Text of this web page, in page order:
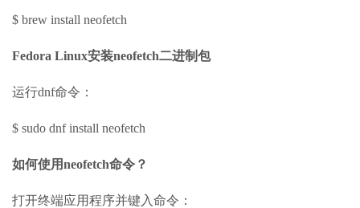
$ brew install neofetch
Fedora Linux安装neofetch二进制包
运行dnf命令：
$ sudo dnf install neofetch
如何使用neofetch命令？
打开终端应用程序并键入命令：